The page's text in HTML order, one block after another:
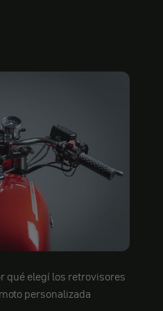
qué elegí los retrovisores
personalizada